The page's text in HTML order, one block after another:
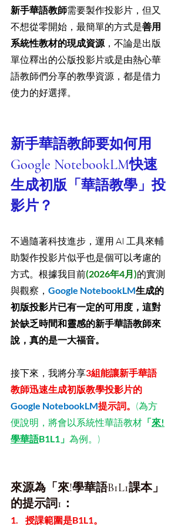
新手華語教師需要製作投影片，但又
不想從零開始，最簡單的方式是善用
系統性教材的現成資源 ，不論是出版
單位釋出的公版投影片或是由熱心華
語教師們分享的教學資源，都是借力
使力的好選擇。
新手華語教師要如何用
Google NotebookLM快速
生成初版「華語教學」投
影片？
不過隨著科技進步，運用 AI 工具來輔
助製作投影片似乎也是個可以考慮的
方式。根據我目前(2026年4月)的實測
與觀察， Google NotebookLM生成的
初版投影片已有一定的可用度，這對
於缺乏時間和靈感的新手華語教師來
說，真的是一大福音。
接下來，我將分享3組能讓新手華語
教師迅速生成初版教學投影片的
Google NotebookLM提示詞。 (為方
便說明，將會以系統性華語教材 「來!
學華語B1L1」 為例。)
來源為「來!學華語B1L1課本」
的提示詞1：
1.    授課範圍是B1L1。